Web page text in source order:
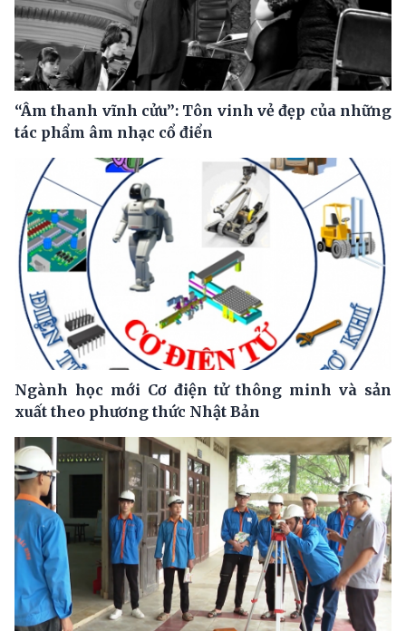
“Âm thanh vĩnh cửu”: Tôn vinh vẻ đẹp của những
tác phẩm âm nhạc cổ điển
Ngành học mới Cơ điện tử thông minh và sản
xuất theo phương thức Nhật Bản